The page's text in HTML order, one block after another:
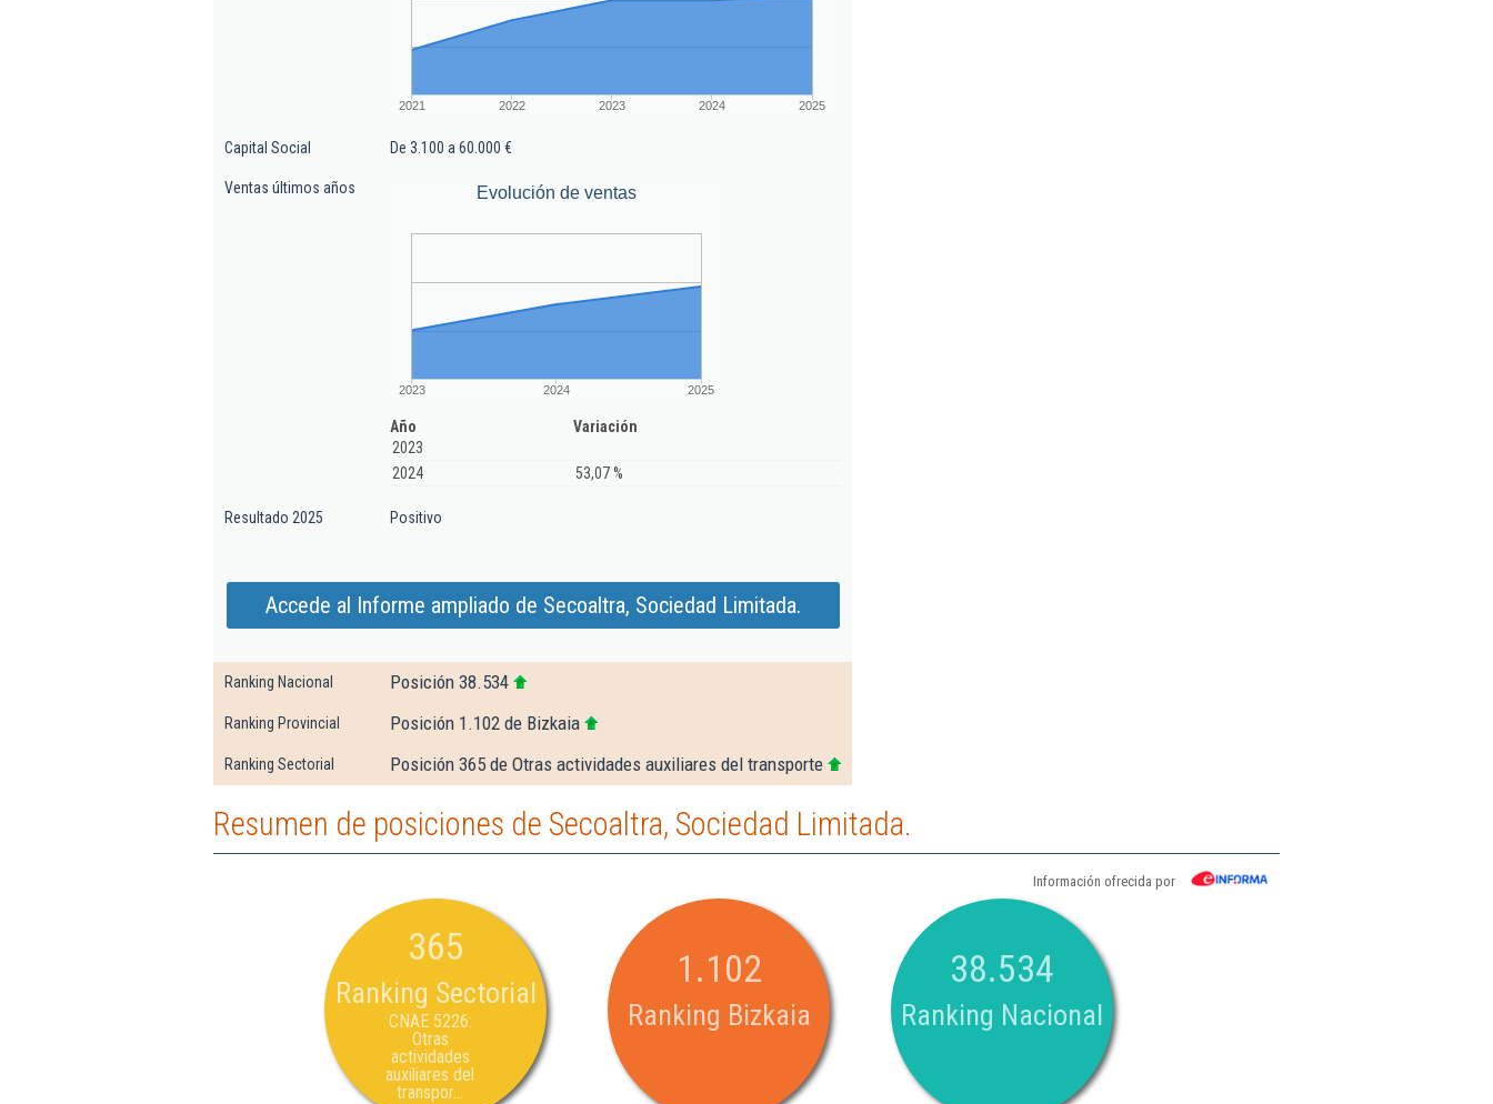
2021 2022 2023 2024 2025
Capital Social De 3.100 a 60.000 €
Ventas últimos años Evolución de ventas
2023 2024 2025
Año
Variación
2023
2024
53,07 %
Resultado 2025 Positivo
Accede al Informe ampliado de Secoaltra, Sociedad Limitada.
Ranking Nacional Posición 38.534
Ranking Provincial Posición 1.102 de Bizkaia
Ranking Sectorial Posición 365 de Otras actividades auxiliares del transporte
Resumen de posiciones de Secoaltra, Sociedad Limitada.
Información ofrecida por
365
Ranking Sectorial
CNAE 5226:
Otras
actividades
auxiliares del
transpor...
1.102
Ranking Bizkaia
38.534
Ranking Nacional